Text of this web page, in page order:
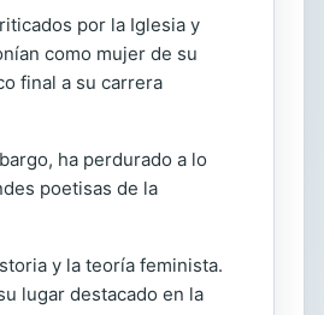
por la Iglesia y
como mujer de su
final a su carrera
ha perdurado a lo
poetisas de la
y la teoría feminista.
lugar destacado en la